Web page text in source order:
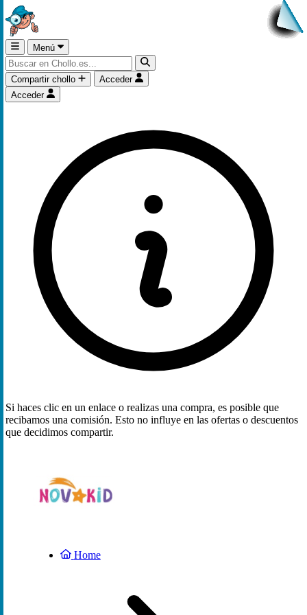
Menú
Compartir chollo
Acceder
Acceder
Si haces clic en un enlace o realizas una compra, es posible que
recibamos una comisión. Esto no influye en las ofertas o descuentos
que decidimos compartir.
Home